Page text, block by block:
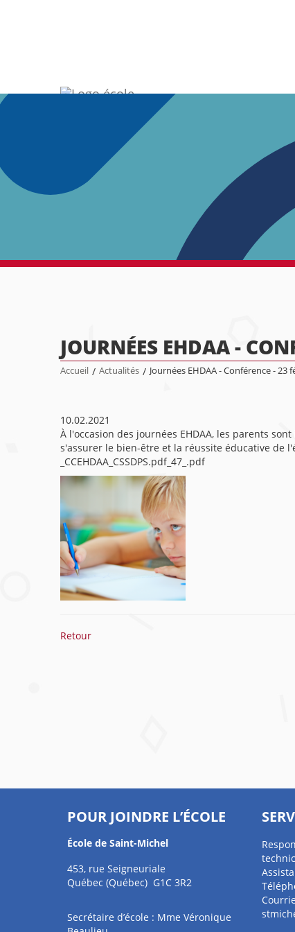
JOURNÉES EHDAA -
Accueil / Actualités / Journées EHDAA - Conférence - 23
10.02.2021
À l'occasion des journées EHDAA, les parents
s'assurer le bien-être et la réussite éducative de
_CCEHDAA_CSSDPS.pdf_47_.pdf
Retour
POUR JOINDRE L’ÉCOLE
École de Saint-Michel
453, rue Seigneuriale
Québec (Québec) G1C 3R2
Secrétaire d’école : Mme Véronique